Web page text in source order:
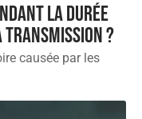
la durée
?
causée par les